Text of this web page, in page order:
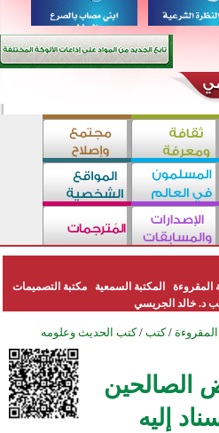
المقروءة المكتبة السمعية
مكتبة التصميمات
د. خالد الجريسي
المقروءة / كتب / كتب الحديث وعلومه
الصالحين
إليه